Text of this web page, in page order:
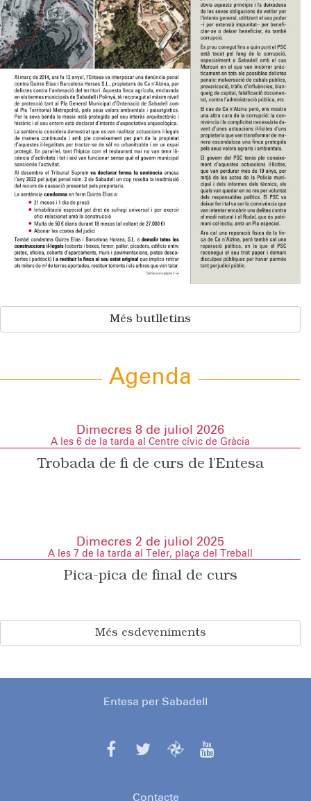
Més butlletins
Agenda
Dimecres 8 de juliol 2026
A les 6 de la tarda al Centre cívic de Gràcia
Trobada de fi de curs de l’Entesa
Dimecres 2 de juliol 2025
A les 7 de la tarda al Teler, plaça del Treball
Pica-pica de final de curs
Més esdeveniments
Entesa per Sabadell
Contacte